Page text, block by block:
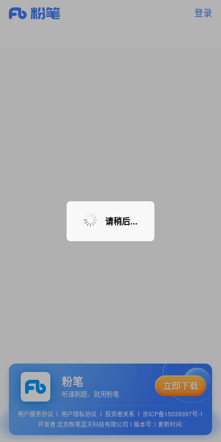
登录
暂无课程，敬请期待
粉笔
听课刷题、就用粉笔
用户服务协议 用户隐私协议 投资者关系
京ICP备15039397号-1
开发者:北京粉笔蓝天科技有限公司
版本号: 更新时间:
请稍后...